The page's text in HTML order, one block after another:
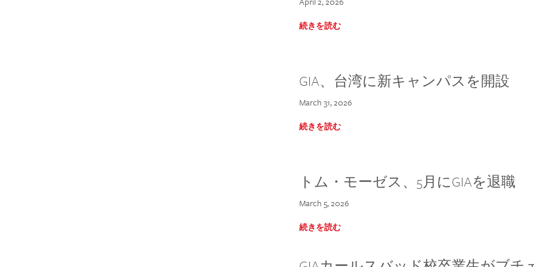
続きを読む
GIA、台湾に新キャンパスを開設
March 31, 2026
続きを読む
トム・モーゼス、5月にGIAを退職
March 5, 2026
続きを読む